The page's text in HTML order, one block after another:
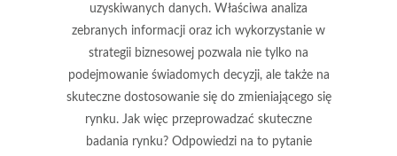
uzyskiwanych danych. Właściwa analiza
zebranych informacji oraz ich wykorzystanie w
strategii biznesowej pozwala nie tylko na
podejmowanie świadomych decyzji, ale także na
skuteczne dostosowanie się do zmieniającego się
rynku. Jak więc przeprowadzać skuteczne
badania rynku? Odpowiedzi na to pytanie